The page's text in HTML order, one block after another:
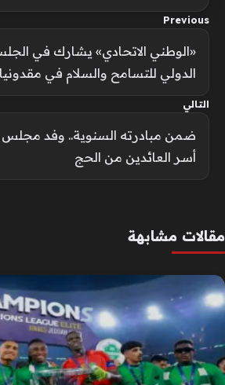
Previous
الدولي للتسامح والسلام في
التالي
ضمن مبادرته السنوية.. وفد مجلس
أسر العائدين من الحج
مقالات مشابهة